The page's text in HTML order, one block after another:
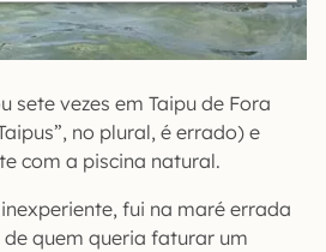
sete vezes em Taipu de Fora
no plural, é errado) e
com a piscina natural.
fui na maré errada
quem queria faturar um